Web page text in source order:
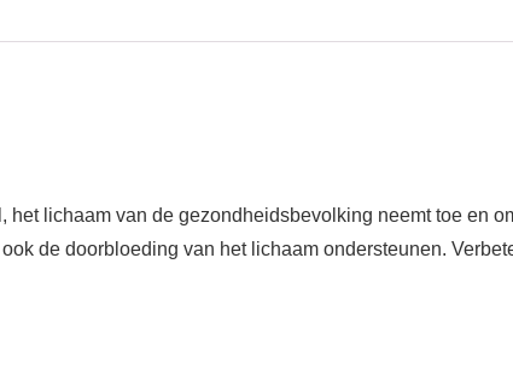
lichaam van de gezondheidsbevolking neemt toe en
de doorbloeding van het lichaam ondersteunen.